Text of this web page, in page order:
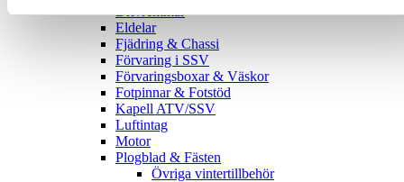
Drivremmar
Eldelar
Fjädring & Chassi
Förvaring i SSV
Förvaringsboxar & Väskor
Fotpinnar & Fotstöd
Kapell ATV/SSV
Luftintag
Motor
Plogblad & Fästen
Övriga vintertillbehör